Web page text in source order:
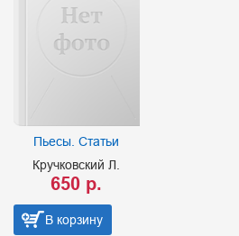
Пьесы. Статьи
Кручковский Л.
650 р.
В корзину